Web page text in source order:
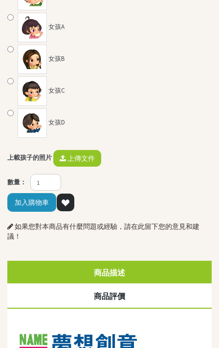
女孩A
女孩B
女孩C
女孩D
上載孩子的照片 上傳文件
數量：
加入購物車
如果您對本商品有什麼問題或經驗，請在此留下您的意見和建
議！
商品描述
商品評價